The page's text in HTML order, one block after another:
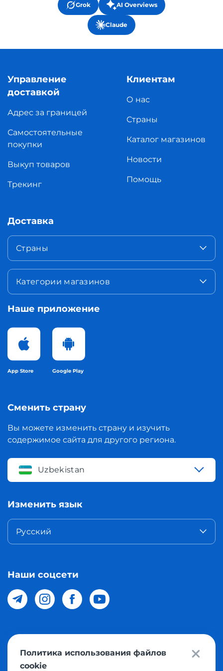
Grok AI Overviews
Claude
Управление
доставкой
Адрес за границей
Самостоятельные
покупки
Выкуп товаров
Трекинг
Клиентам
О нас
Страны
Каталог магазинов
Новости
Помощь
Доставка
Страны
Категории магазинов
Наше приложение
App Store Google Play
Сменить страну
Вы можете изменить страну и изучить
содержимое сайта для другого региона.
Uzbekistan
Изменить язык
Русский
Наши соцсети
© 2026 Meest Shopping доставка покупок с интернет
магазинов мира в Узбекистан. Все права защищены
Политика использования файлов
cookie